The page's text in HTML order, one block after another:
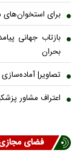
برای استخوان‌های
بازتاب جهانی
بحران
تصاویر|
اعتراف مشاور
فضای